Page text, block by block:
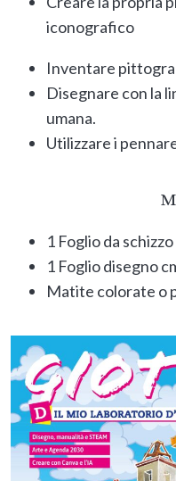
iconografico
Inventare
Disegnare con la
umana.
Utilizzare i
1 Foglio da schizzo
1 Foglio disegno
Matite colorate o